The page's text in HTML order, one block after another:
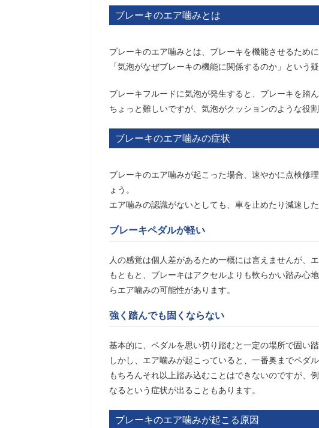
ブレーキのエア噛みとは
ブレーキのエア噛みとは、ブレーキを機能させるため
「気泡がなぜブレーキの機能に関係するのか」という
ブレーキフルードに気泡が発生すると、ブレーキを踏
ちょっと難しいですが、気泡がクッションのような役
ブレーキのエア噛みの症状
ブレーキのエア噛みが起こった場合、速やかに点検修
ょう。
エア噛みの認識がないとしても、車を止めたり減速し
ブレーキペダルが軽い
人の感覚は個人差があるため一概には言えませんが、
もともと、ブレーキはアクセルよりも軟らかい踏み心
らエア噛みの可能性があります。
強く踏んでも固くならない
基本的に、ペダルを思い切り踏むと一定の場所で固い踏
しかし、エア噛みが起こっていると、一番奥までペダ
もちろんそれ以上踏み込むことはできないのですが、
なるという症状が出ることもあります。
ブレーキのエア噛みが起こる原因